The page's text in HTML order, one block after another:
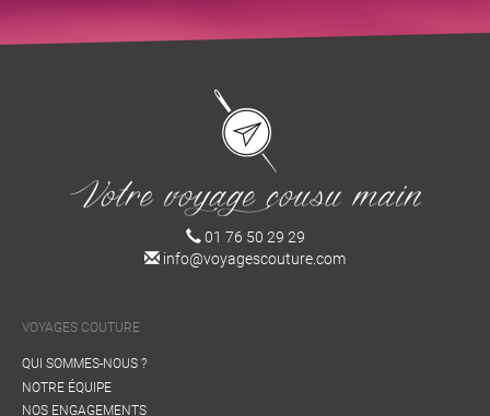
01 76 50 29 29
info@voyagescouture.com
VOYAGES COUTURE
QUI SOMMES-NOUS ?
NOTRE ÉQUIPE
NOS ENGAGEMENTS